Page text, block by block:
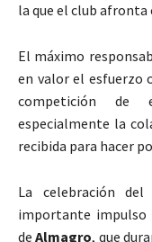
la que el club afronta
El máximo
en valor el esfuerzo
competición de
especialmente la
recibida para hacer
La celebración del
importante impulso
deAlmagro, que